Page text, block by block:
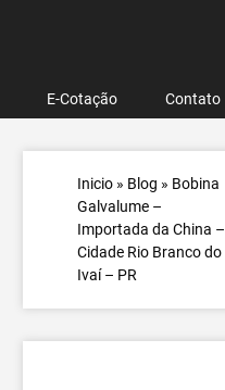
E-Cotação Contato
Inicio » Blog » Bobina
Galvalume –
Importada da China –
Cidade Rio Branco do
Ivaí – PR